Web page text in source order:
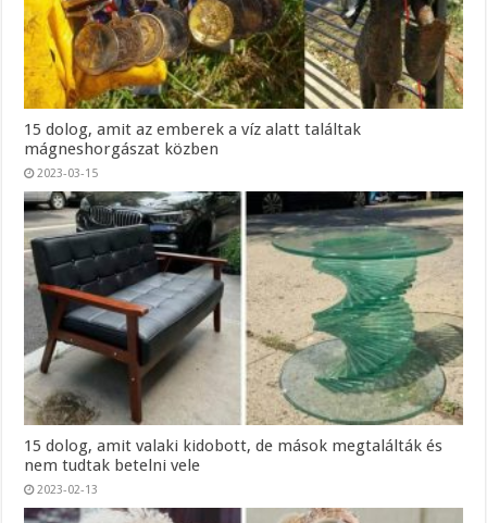
15 dolog, amit az emberek a víz alatt találtak
mágneshorgászat közben
2023-03-15
15 dolog, amit valaki kidobott, de mások megtalálták és
nem tudtak betelni vele
2023-02-13